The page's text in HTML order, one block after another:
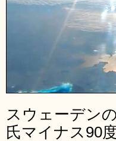
スウェーデン
氏マイナス90